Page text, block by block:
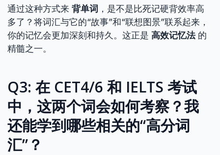
通过这种方式来 背单词 ，是不是比死记硬背效率高
多了？将词汇与它的“故事”和“联想图景”联系起来，
你的记忆会更加深刻和持久。这正是 高效记忆法的
精髓之一。
Q3: 在 CET4/6 和 IELTS 考试
中，这两个词会如何考察？我
还能学到哪些相关的“高分词
汇”？